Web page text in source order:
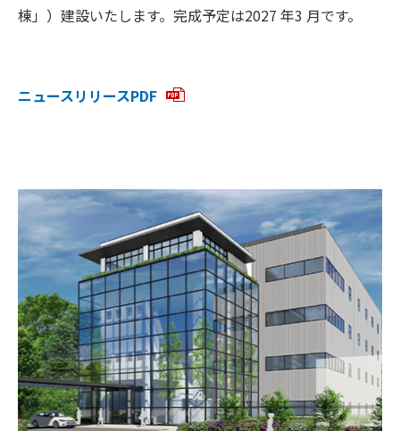
棟」）建設いたします。完成予定は2027 年3 月です。
ニュースリリースPDF